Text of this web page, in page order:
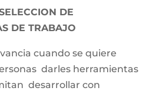
DE
DE TRABAJO
cuando se quiere
darles herramientas
desarrollar con